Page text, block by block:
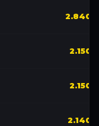
2.840
2.150
2.150
2.140